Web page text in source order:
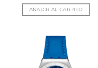
AÑADIR AL CARRITO